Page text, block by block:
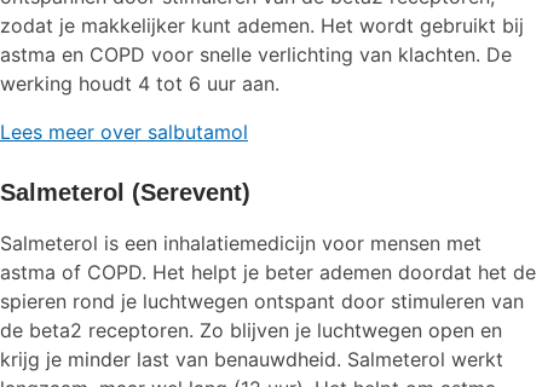
zodat je makkelijker kunt ademen. Het wordt gebruikt bij
astma en COPD voor snelle verlichting van klachten. De
werking houdt 4 tot 6 uur aan.
Lees meer over salbutamol
Salmeterol (Serevent)
Salmeterol is een inhalatiemedicijn voor mensen met
astma of COPD. Het helpt je beter ademen doordat het de
spieren rond je luchtwegen ontspant door stimuleren van
de beta2 receptoren. Zo blijven je luchtwegen open en
krijg je minder last van benauwdheid. Salmeterol werkt